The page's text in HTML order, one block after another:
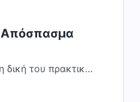
Απόσπασμα
δική του πρακτική